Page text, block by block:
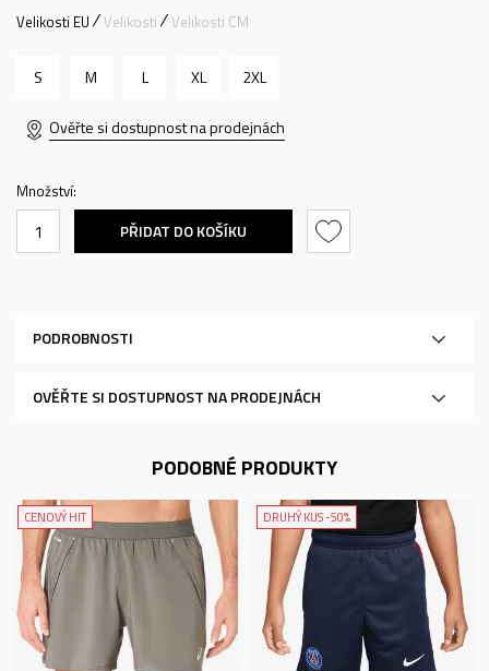
Velikosti EU Velikosti Velikosti CM
S M L XL 2XL
Ověřte si dostupnost na prodejnách
Množství:
PŘIDAT DO KOŠÍKU
PODROBNOSTI
OVĚŘTE SI DOSTUPNOST NA PRODEJNÁCH
PODOBNÉ PRODUKTY
CENOVÝ HIT DRUHÝ KUS -50%